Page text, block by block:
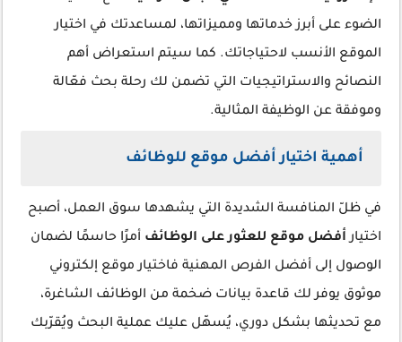
الضوء على أبرز خدماتها ومميزاتها، لمساعدتك في اختيار
الموقع الأنسب لاحتياجاتك. كما سيتم استعراض أهم
النصائح والاستراتيجيات التي تضمن لك رحلة بحث فعّالة
وموفقة عن الوظيفة المثالية.
أهمية اختيار أفضل موقع للوظائف
في ظلّ المنافسة الشديدة التي يشهدها سوق العمل، أصبح
اختيارأفضل موقع للعثور على الوظائف أمرًا حاسمًا لضمان
الوصول إلى أفضل الفرص المهنية فاختيار موقع إلكتروني
موثوق يوفر لك قاعدة بيانات ضخمة من الوظائف الشاغرة،
مع تحديثها بشكل دوري، يُسهّل عليك عملية البحث ويُقرّبك